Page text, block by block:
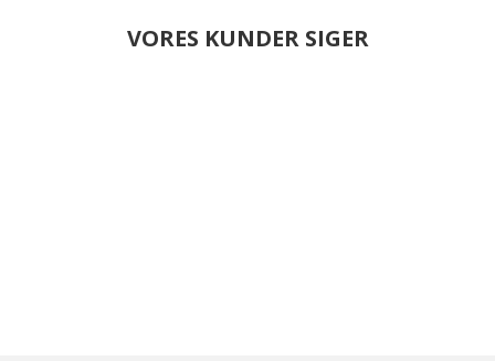
VORES KUNDER SIGER